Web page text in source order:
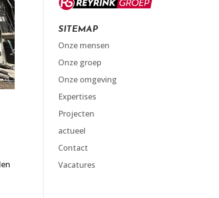
SITEMAP
Onze mensen
Onze groep
Onze omgeving
Expertises
Projecten
actueel
Contact
Vacatures